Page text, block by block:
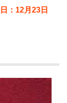
：12月23日